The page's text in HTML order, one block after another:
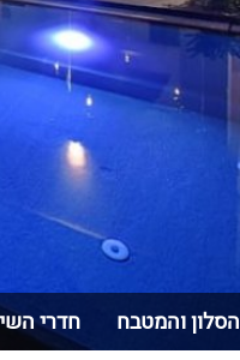
הסלון והמטבח חדרי